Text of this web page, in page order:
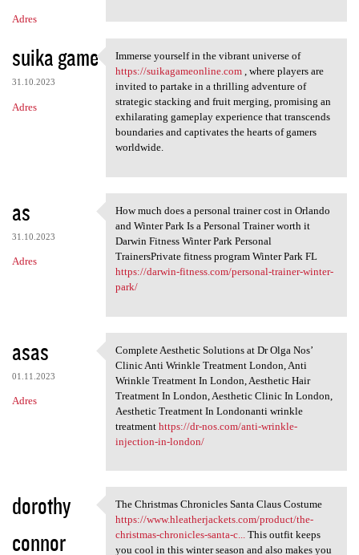
Adres
suika game
31.10.2023
Adres
Immerse yourself in the
Immerse yourself in the vibrant universe of
https://suikagameonline.com, where players are
invited to partake in a thrilling adventure of
strategic stacking and fruit merging, promising an
exhilarating gameplay experience that transcends
boundaries and captivates the hearts of gamers
worldwide.
as
31.10.2023
Adres
How much does a personal
How much does a personal trainer cost in Orlando
and Winter Park Is a Personal Trainer worth it
Darwin Fitness Winter Park Personal
TrainersPrivate fitness program Winter Park FL
https://darwin-fitness.com/personal-trainer-winter-
park/
asas
01.11.2023
Adres
Complete Aesthetic Solutions
Complete Aesthetic Solutions at Dr Olga Nos’
Clinic Anti Wrinkle Treatment London, Anti
Wrinkle Treatment In London, Aesthetic Hair
Treatment In London, Aesthetic Clinic In London,
Aesthetic Treatment In Londonanti wrinkle
treatment https://dr-nos.com/anti-wrinkle-
injection-in-london/
dorothy
connor
The Christmas Chronicles
The Christmas Chronicles Santa Claus Costume
https://www.hleatherjackets.com/product/the-
christmas-chronicles-santa-c...This outfit keeps
you cool in this winter season and also makes you